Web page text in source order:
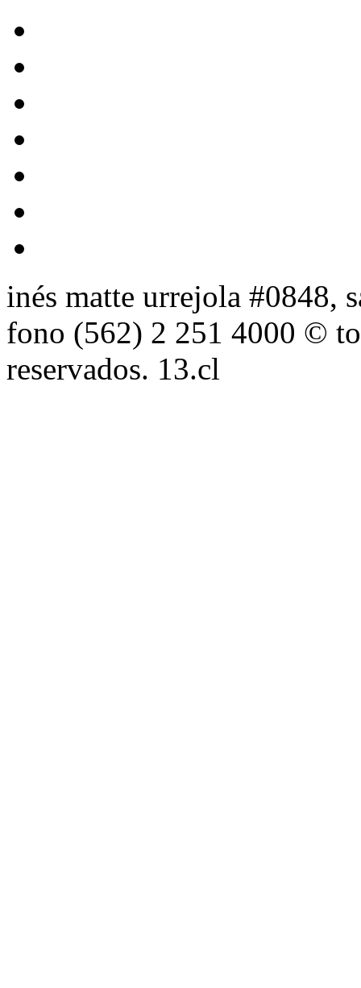
inés matte urrejola #0848,
fono (562) 2 251 4000 ©
reservados. 13.cl